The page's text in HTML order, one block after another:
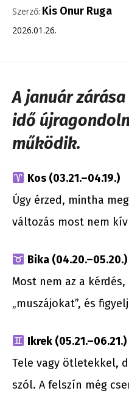
Szerző: Kis Onur Ruga
2026.01.26.
A január
idő
működik.
Kos (03.21.–04.19.)
Úgy érzed, mintha
változás most nem
Bika (04.20.–05.20.)
Most nem az a
„muszájokat”, és
Ikrek (05.21.–06.21.)
Tele vagy ötletekkel,
szól. A felszín még